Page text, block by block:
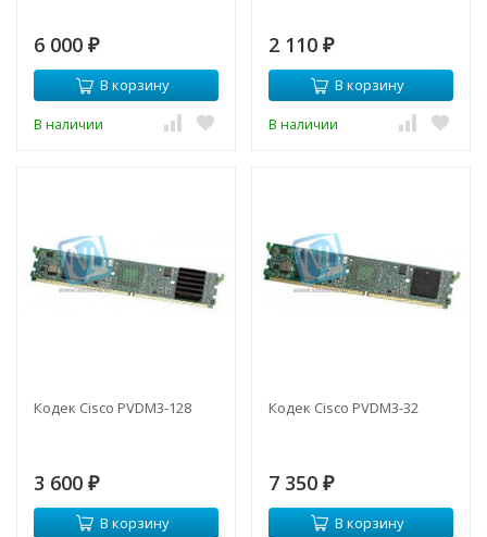
6 000 ₽
В корзину
В наличии
2 110 ₽
В корзину
В наличии
Кодек Cisco PVDM3-128
3 600 ₽
В корзину
Кодек Cisco PVDM3-32
7 350 ₽
В корзину